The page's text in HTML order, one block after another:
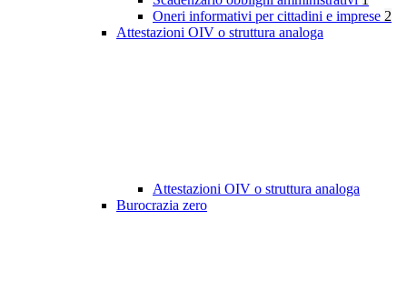
Oneri informativi per cittadini e imprese 2
Attestazioni OIV o struttura analoga
Attestazioni OIV o struttura analoga
Burocrazia zero